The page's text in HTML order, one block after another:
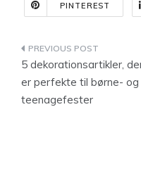
PINTEREST
5 dekorationsartikler,
er perfekte til børne- og
teenagefester